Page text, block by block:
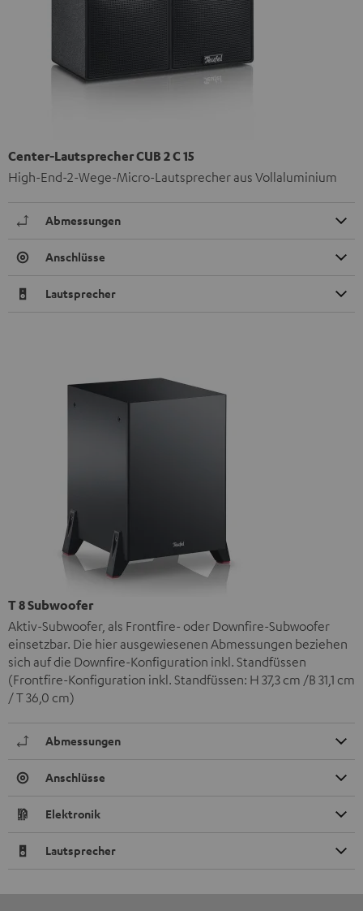
Center-Lautsprecher CUB 2 C 15
High-End-2-Wege-Micro-Lautsprecher aus Vollaluminium
Abmessungen
Anschlüsse
Lautsprecher
T 8 Subwoofer
Aktiv-Subwoofer, als Frontfire- oder Downfire-Subwoofer
einsetzbar. Die hier ausgewiesenen Abmessungen beziehen
sich auf die Downfire-Konfiguration inkl. Standfüssen
(Frontfire-Konfiguration inkl. Standfüssen: H 37,3 cm /B 31,1 cm
/ T 36,0 cm)
Abmessungen
Anschlüsse
Elektronik
Lautsprecher